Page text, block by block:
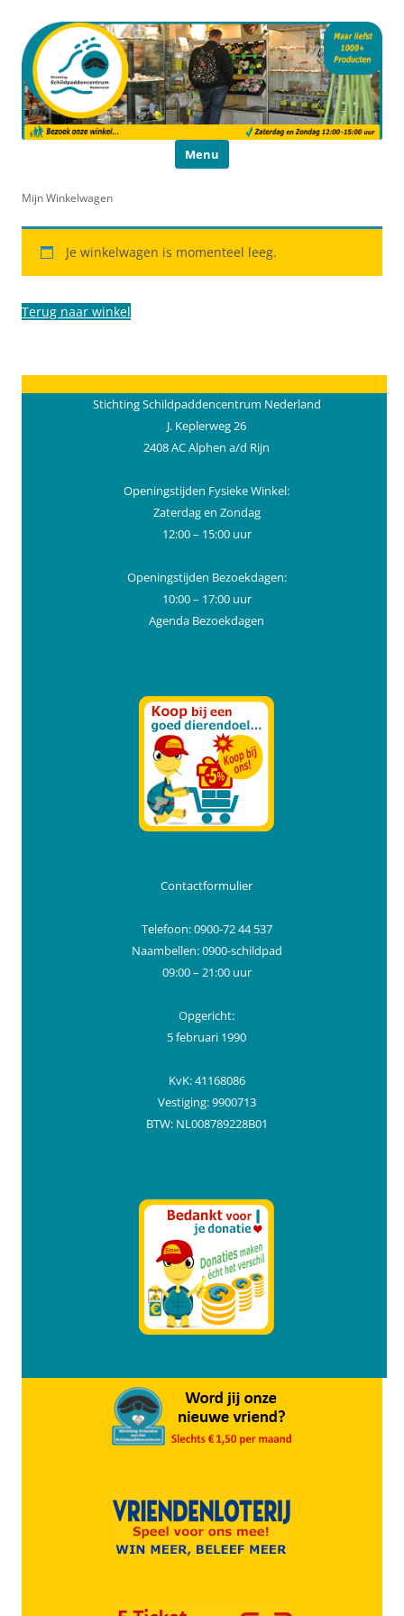
Menu
Mijn Winkelwagen
Je winkelwagen is momenteel leeg.
Terug naar winkel
Stichting Schildpaddencentrum Nederland
J. Keplerweg 26
2408 AC Alphen a/d Rijn
Openingstijden Fysieke Winkel:
Zaterdag en Zondag
12:00 – 15:00 uur
Openingstijden Bezoekdagen:
10:00 – 17:00 uur
Agenda Bezoekdagen
Contactformulier
Telefoon: 0900-72 44 537
Naambellen: 0900-schildpad
09:00 – 21:00 uur
Opgericht:
5 februari 1990
KvK: 41168086
Vestiging: 9900713
BTW: NL008789228B01